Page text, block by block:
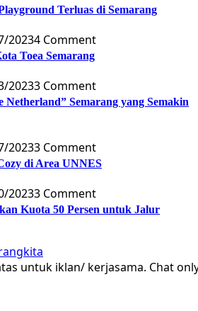
Terluas di Semarang
20234 Comment
Toea Semarang
20233 Comment
Semarang yang Semakin
20233 Comment
di Area UNNES
20233 Comment
Kuota 50 Persen untuk Jalur
untuk iklan/ kerjasama. Chat